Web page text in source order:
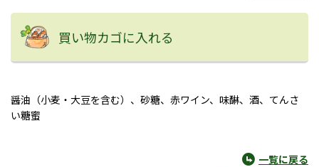
買い物カゴに入れる
醤油（小麦・大豆を含む）、砂糖、赤ワイン、味醂、酒、てんさ
い糖蜜
一覧に戻る